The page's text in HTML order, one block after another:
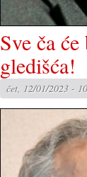
Sve ča
gledišća!
čet, 12/01/2023 -